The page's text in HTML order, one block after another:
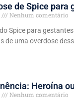
de Spice para
Nenhum comentário
Spice para
de uma overdose
Heroína
Nenhum comentário